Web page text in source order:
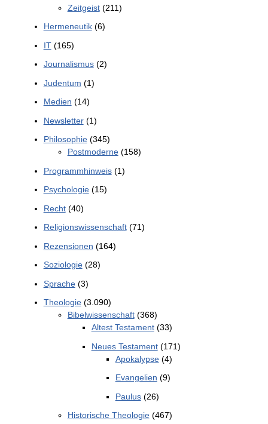
Zeitgeist(211)
Hermeneutik(6)
IT(165)
Journalismus(2)
Judentum (1)
Medien (14)
Newsletter(1)
Philosophie(345)
Postmoderne(158)
Programmhinweis(1)
Psychologie(15)
Recht(40)
Religionswissenschaft(71)
Rezensionen (164)
Soziologie(28)
Sprache(3)
Theologie(3.090)
Bibelwissenschaft(368)
Altest Testament(33)
Neues Testament(171)
Apokalypse(4)
Evangelien (9)
Paulus(26)
Historische Theologie(467)